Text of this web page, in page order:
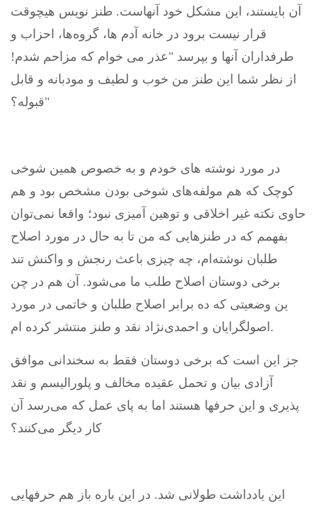
آن بایستند، این مشکل خود آنهاست. طنز نویس هیچوقت
قرار نیست برود در خانه آدم ها، گروه‌ها، احزاب و
طرفداران آنها و بپرسد "عذر می خوام که مزاحم شدم!
از نظر شما این طنز من خوب و لطیف و مودبانه و قابل
قبوله؟"
در مورد نوشته های خودم و به خصوص همین شوخی
کوچک که هم مولفه‌های شوخی بودن مشخص بود و هم
حاوی نکته غیر اخلاقی و توهین آمیزی نبود؛ واقعا نمی‌توان
بفهمم که در طنزهایی که من تا به حال در مورد اصلاح
طلبان نوشته‌ام، چه چیزی باعث رنجش و واکنش تند
برخی دوستان اصلاح طلب ما می‌شود. آن هم در چن
ین وضعیتی که ده برابر اصلاح طلبان و خاتمی در مورد
اصولگرایان و احمدی‌نژاد نقد و طنز منتشر کرده ام.
جز این است که برخی دوستان فقط به سخندانی موافق
آزادی بیان و تحمل عقیده مخالف و پلورالیسم و نقد
پذیری و این حرفها هستند اما به پای عمل که می‌رسد آن
کار دیگر می‌کنند؟
این یادداشت طولانی شد. در این باره باز هم حرفهایی